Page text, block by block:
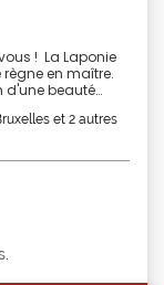
en maître.
d'une beauté
Avec
où l’aventure
| A partir
et 2 autres